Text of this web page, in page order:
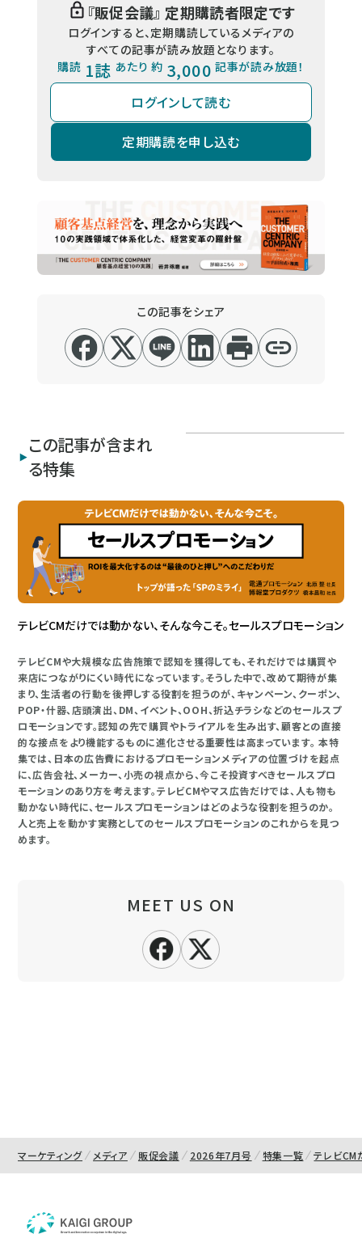
『販促会議』 定期購読者限定です
ログインすると、定期購読しているメディアの
すべての記事が読み放題となります。
購読 1誌 あたり 約 3,000 記事が読み放題！
ログインして読む
定期購読を申し込む
この記事をシェア
この記事が含まれ
る特集
テレビCMだけでは動かない、そんな今こそ。セールスプロモーション
テレビCMや大規模な広告施策で認知を獲得しても、それだけでは購買や
来店につながりにくい時代になっています。そうした中で、改めて期待が集
まり、生活者の行動を後押しする役割を担うのが、キャンペーン、クーポン、
POP・什器、店頭演出、DM、イベント、OOH、折込チラシなどのセールスプ
ロモーションです。認知の先で購買やトライアルを生み出す、顧客との直接
的な接点をより機能するものに進化させる重要性は高まっています。 本特
集では、日本の広告費におけるプロモーションメディアの位置づけを起点
に、広告会社、メーカー、小売の視点から、今こそ投資すべきセールスプロ
モーションのあり方を考えます。テレビCMやマス広告だけでは、人も物も
動かない時代に、セールスプロモーションはどのような役割を担うのか。
人と売上を動かす実務としてのセールスプロモーションのこれからを見つ
めます。
MEET US ON
マーケティング メディア 販促会議 2026年7月号 特集一覧 テレビCM